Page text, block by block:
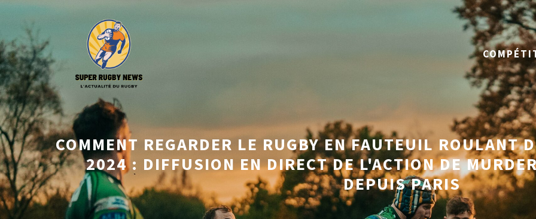
Aller
contenu
COMMENT REGARDER LE RUGBY EN FAUTEUIL ROULANT
2024 : DIFFUSION EN DIRECT DE L'ACTION DE
DEPUIS PARIS